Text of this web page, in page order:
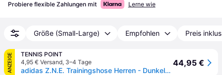
Probiere flexible Zahlungen mit Lerne wie
Größe (Small-Large) Empfohlen Preis
ANZEIGE
TENNIS POINT
4,95 € Versand, 3–4 Tage
adidas Z.N.E. Trainingshose Herren - Dunkelblau, Weiß
44,95 €